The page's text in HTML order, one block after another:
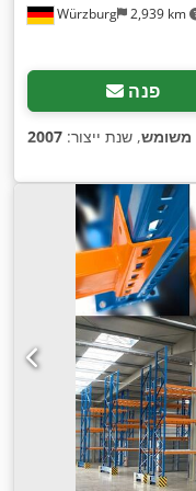
Würzburg 2,939 km
פנה
משומש, שנת ייצור: 2007